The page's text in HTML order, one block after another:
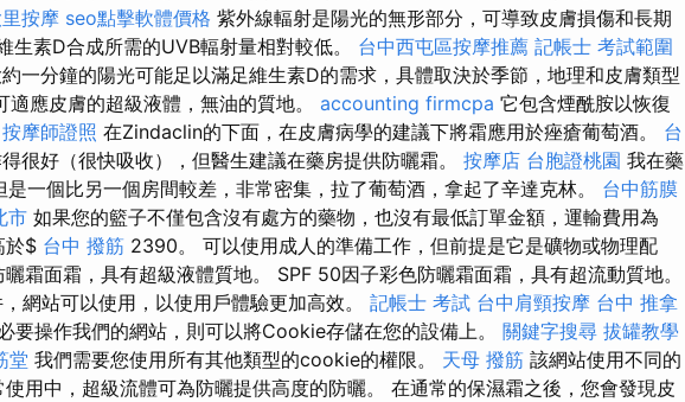
按摩 seo點擊軟體價格 紫外線輻射是陽光的無形部分，可導致皮膚損傷和長期
生素D合成所需的UVB輻射量相對較低。 台中西屯區按摩推薦 記帳士 考試範圍
一分鐘的陽光可能足以滿足維生素D的需求，具體取決於季節，地理和皮膚類型
適應皮膚的超級液體，無油的質地。 accounting firmcpa 它包含煙酰胺以恢復
按摩師證照 在Zindaclin的下面，在皮膚病學的建議下將霜應用於痤瘡葡萄酒。 台
很好（很快吸收），但醫生建議在藥房提供防曬霜。 按摩店 台胞證桃園 我在藥
一個比另一個房間較差，非常密集，拉了葡萄酒，拿起了辛達克林。 台中筋膜
市 如果您的籃子不僅包含沒有處方的藥物，也沒有最低訂單金額，運輸費用為
於$ 台中 撥筋 2390。 可以使用成人的準備工作，但前提是它是礦物或物理配
霜面霜，具有超級液體質地。 SPF 50因子彩色防曬霜面霜，具有超流動質地。
網站可以使用，以使用戶體驗更加高效。 記帳士 考試 台中肩頸按摩 台中 推拿
要操作我們的網站，則可以將Cookie存儲在您的設備上。 關鍵字搜尋 拔罐教學
堂 我們需要您使用所有其他類型的cookie的權限。 天母 撥筋 該網站使用不同的
用中，超級流體可為防曬提供高度的防曬。 在通常的保濕霜之後，您會發現皮